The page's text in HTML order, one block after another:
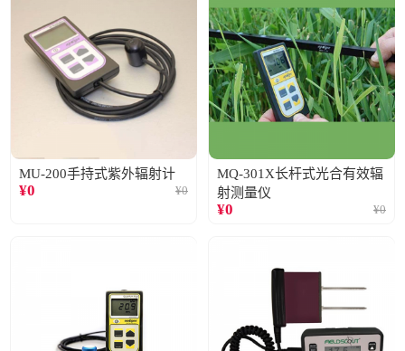
MU-200手持式紫外辐射计
¥0 ¥0
MQ-301X长杆式光合有效辐
射测量仪
¥0 ¥0